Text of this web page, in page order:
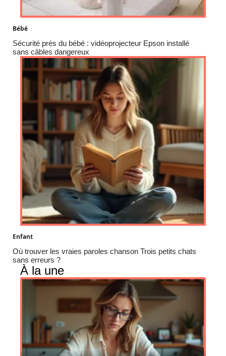
Bébé
Sécurité près du bébé : vidéoprojecteur Epson installé
sans câbles dangereux
Enfant
Où trouver les vraies paroles chanson Trois petits chats
sans erreurs ?
À la une